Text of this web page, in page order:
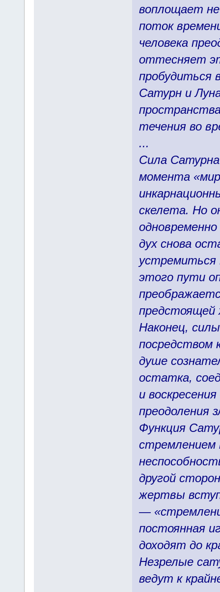
воплощает
поток
человека
оттесняет
пробудиться
Сатурн и
течения во
...
Сила Сатурна
момента
скелета. Но
дух снова
устремиться
этого пути
предстоящей
Наконец,
посредством
душе
остатка,
и
преодоления
Функция
стремлением
другой
жертвы
—
постоянная
доходят до
Незрелые
ведут к